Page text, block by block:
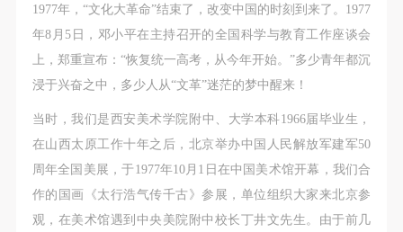
1977年，“文化大革命”结束了，改变中国的时刻到来了。1977
年8月5日，邓小平在主持召开的全国科学与教育工作座谈会
上，郑重宣布：“恢复统一高考，从今年开始。”多少青年都沉
浸于兴奋之中，多少人从“文革”迷茫的梦中醒来！
当时，我们是西安美术学院附中、大学本科1966届毕业生，
在山西太原工作十年之后，北京举办中国人民解放军建军50
周年全国美展，于1977年10月1日在中国美术馆开幕，我们合
作的国画《太行浩气传千古》参展，单位组织大家来北京参
观，在美术馆遇到中央美院附中校长丁井文先生。由于前几
第一条
本次活动公平公正、自愿参加与退出、风险与责任自
负的原则。但活动有风险，参加者应有必要的风险意
识。
第二条
参加本次活动者必须遵守中华人民共和国的相关法
律、法规，必须遵循道德和社会公德规范，并应该具
备以人为本、团结友爱、互相帮助和助人为乐的良好
品质。
第一条
本次活动公平公正、自愿参加与退出、风险与责任自
负的原则。但活动有风险，参加者应有必要的风险意
识。
第二条
参加本次活动者必须遵守中华人民共和国的相关法
律、法规，必须遵循道德和社会公德规范，并应该具
备以人为本、团结友爱、互相帮助和助人为乐的良好
品质。
第一条
本次活动公平公正、自愿参加与退出、风险与责任自
负的原则。但活动有风险，参加者应有必要的风险意
识。
第二条
参加本次活动者必须遵守中华人民共和国的相关法
律、法规，必须遵循道德和社会公德规范，并应该具
备以人为本、团结友爱、互相帮助和助人为乐的良好
品质。